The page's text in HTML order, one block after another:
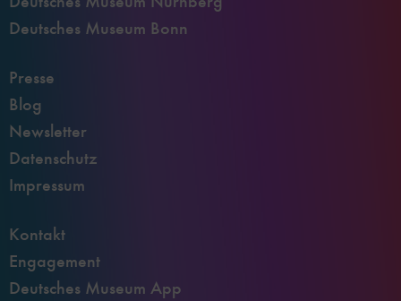
Deutsches Museum Bonn
Presse
Blog
Newsletter
Datenschutz
Impressum
Kontakt
Engagement
Deutsches Museum App